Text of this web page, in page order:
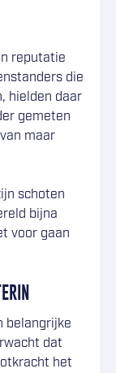
reputatie
die
hielden daar
gemeten
maar
schoten
bijna
voor gaan
belangrijke
dat
het